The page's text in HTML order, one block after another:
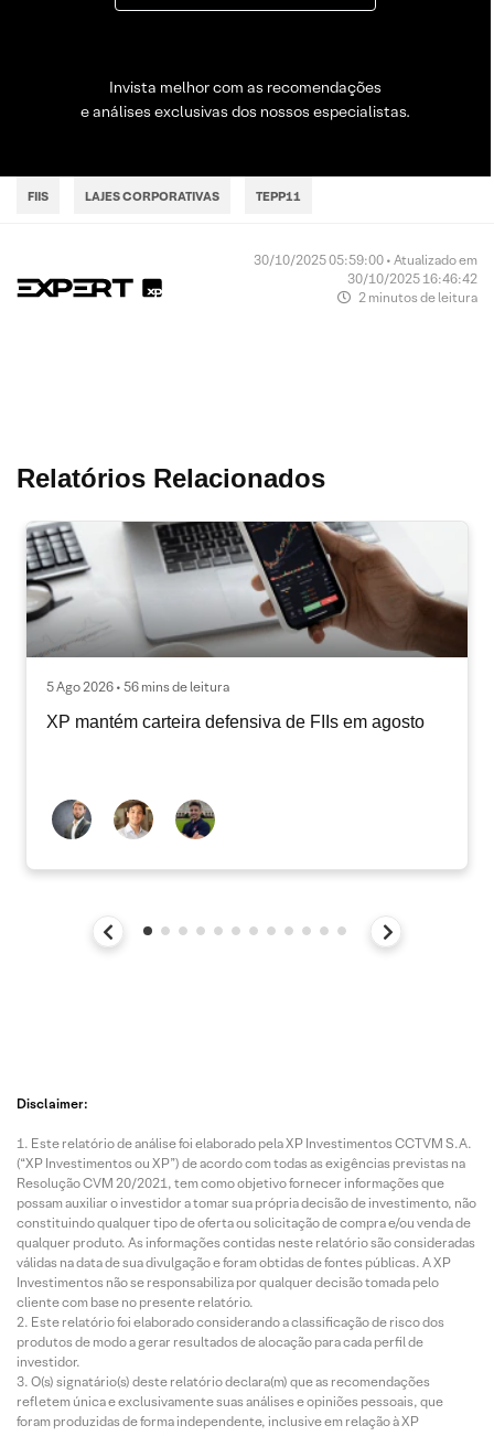
Invista melhor com as recomendações
e análises exclusivas dos nossos especialistas.
FIIS LAJES CORPORATIVAS TEPP11
30/10/2025 05:59:00 • Atualizado em
30/10/2025 16:46:42
2 minutos de leitura
Relatórios Relacionados
5 Ago 2026 • 56 mins de leitura
XP mantém carteira defensiva de FIIs em agosto
Disclaimer:
Este relatório de análise foi elaborado pela XP Investimentos CCTVM S.A.
(“XP Investimentos ou XP”) de acordo com todas as exigências previstas na
Resolução CVM 20/2021, tem como objetivo fornecer informações que
possam auxiliar o investidor a tomar sua própria decisão de investimento, não
constituindo qualquer tipo de oferta ou solicitação de compra e/ou venda de
qualquer produto. As informações contidas neste relatório são consideradas
válidas na data de sua divulgação e foram obtidas de fontes públicas. A XP
Investimentos não se responsabiliza por qualquer decisão tomada pelo
cliente com base no presente relatório.
Este relatório foi elaborado considerando a classificação de risco dos
produtos de modo a gerar resultados de alocação para cada perfil de
investidor.
O(s) signatário(s) deste relatório declara(m) que as recomendações
refletem única e exclusivamente suas análises e opiniões pessoais, que
foram produzidas de forma independente, inclusive em relação à XP